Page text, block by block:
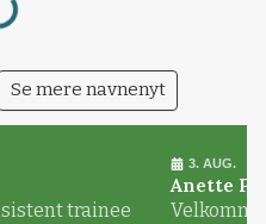
Se mere navnenyt
trainee
3. AUG.
Anette